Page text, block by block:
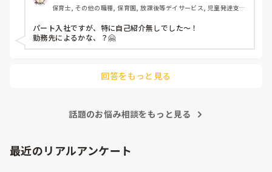
保育士, その他の職種, 保育園, 放課後等デイサービス, 児童発達支援
パート入社ですが、特に自己紹介無しでした〜！
勤務先によるかな、？🤗
回答をもっと見る
話題のお悩み相談をもっと見る
最近のリアルアンケート